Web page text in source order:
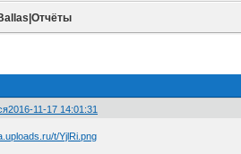
2016-11-17 14:01:31